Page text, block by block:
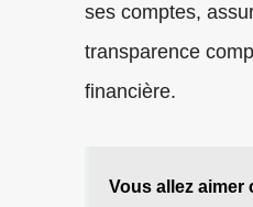
ses comptes,
transparence
financière.
Vous allez aimer